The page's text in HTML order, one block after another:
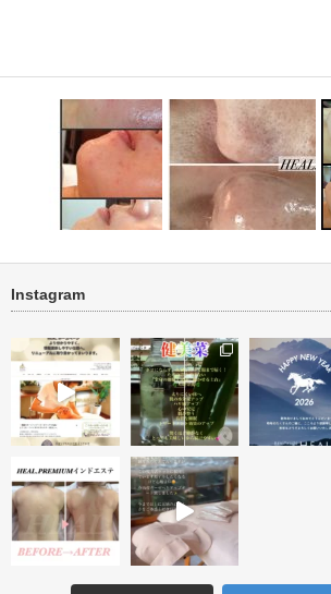
ートメ
ニキビ・ニキビ跡改善 ビフォ
Instagram